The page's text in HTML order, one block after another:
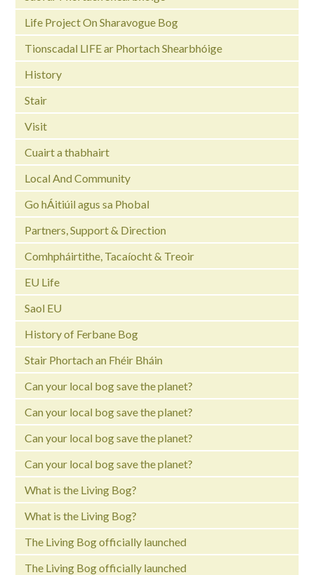
Life Project On Sharavogue Bog
Tionscadal LIFE ar Phortach Shearbhóige
History
Stair
Visit
Cuairt a thabhairt
Local And Community
Go hÁitiúil agus sa Phobal
Partners, Support & Direction
Comhpháirtithe, Tacaíocht & Treoir
EU Life
Saol EU
History of Ferbane Bog
Stair Phortach an Fhéir Bháin
Can your local bog save the planet?
Can your local bog save the planet?
Can your local bog save the planet?
Can your local bog save the planet?
What is the Living Bog?
What is the Living Bog?
The Living Bog officially launched
The Living Bog officially launched